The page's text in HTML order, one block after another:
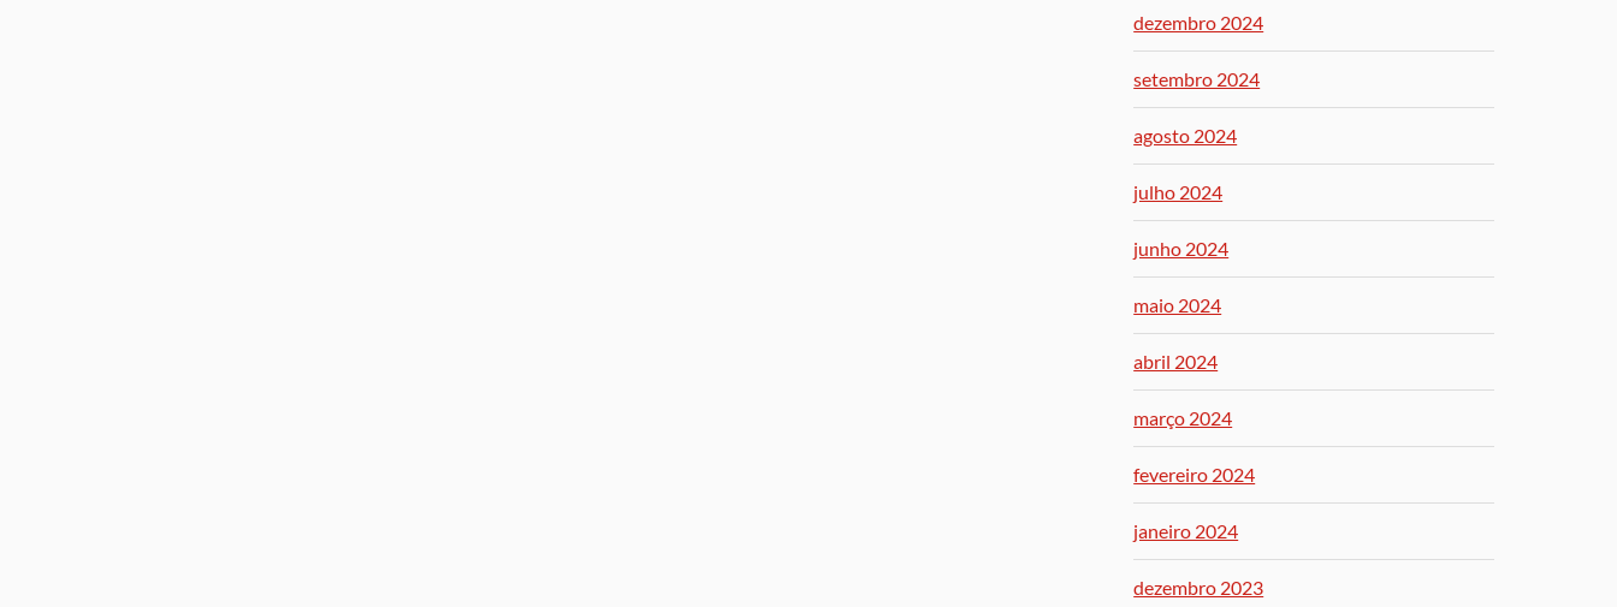
dezembro 2024
setembro 2024
agosto 2024
julho 2024
junho 2024
maio 2024
abril 2024
março 2024
fevereiro 2024
janeiro 2024
dezembro 2023